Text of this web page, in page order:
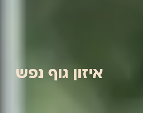
איזון גוף נפש